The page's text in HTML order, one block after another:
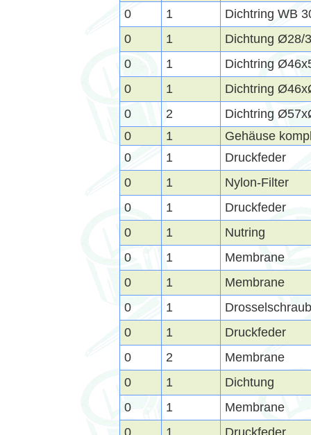
0
1
Dichtring WB
0
1
Dichtung Ø28/
0
1
Dichtring
0
1
Dichtring
0
2
Dichtring
0
1
Gehäuse
0
1
Druckfeder
0
1
Nylon-Filter
0
1
Druckfeder
0
1
Nutring
0
1
Membrane
0
1
Membrane
0
1
0
1
Druckfeder
0
2
Membrane
0
1
Dichtung
0
1
Membrane
0
1 Druckfeder